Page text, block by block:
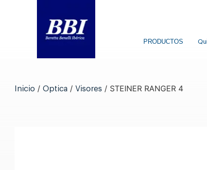
PRODUCTOS
Inicio / Optica / Visores / STEINER RANGER 4